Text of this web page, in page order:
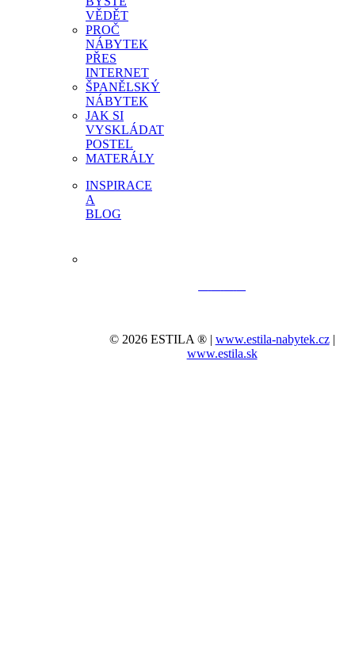
VĚDĚT
PROČ
NÁBYTEK
PŘES
INTERNET
ŠPANĚLSKÝ
NÁBYTEK
JAK SI
VYSKLÁDAT
POSTEL
MATERÁLY
INSPIRACE
A
BLOG
© 2026 ESTILA ® | www.estila-nabytek.cz|
www.estila.sk